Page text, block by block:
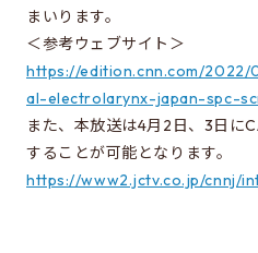
電気系事務室
関連組織のリンク
お問い合わせ
まいります。
＜参考ウェブサイト＞
https://edition.cnn.com/
al-electrolarynx-japan-spc-
また、本放送は4月2日、3日に
することが可能となります。
https://www2.jctv.co.jp/cnnj/